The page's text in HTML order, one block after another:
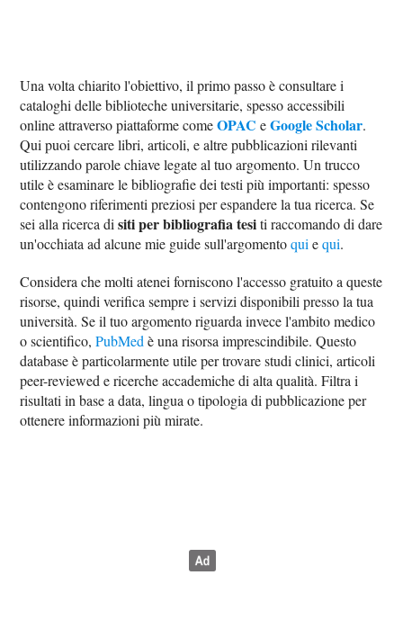
Una volta chiarito l'obiettivo, il primo passo è consultare i
cataloghi delle biblioteche universitarie, spesso accessibili
online attraverso piattaforme comeOPAC eGoogle Scholar.
Qui puoi cercare libri, articoli, e altre pubblicazioni rilevanti
utilizzando parole chiave legate al tuo argomento. Un trucco
utile è esaminare le bibliografie dei testi più importanti: spesso
contengono riferimenti preziosi per espandere la tua ricerca. Se
sei alla ricerca disiti per bibliografia tesiti raccomando di dare
un'occhiata ad alcune mie guide sull'argomentoquiequi.
Considera che molti atenei forniscono l'accesso gratuito a queste
risorse, quindi verifica sempre i servizi disponibili presso la tua
università. Se il tuo argomento riguarda invece l'ambito medico
o scientifico,PubMedè una risorsa imprescindibile. Questo
database è particolarmente utile per trovare studi clinici, articoli
peer-reviewed e ricerche accademiche di alta qualità. Filtra i
risultati in base a data, lingua o tipologia di pubblicazione per
ottenere informazioni più mirate.